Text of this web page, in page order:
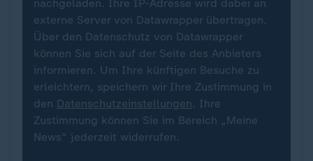
nachgeladen. Ihre IP-Adresse wird dabei an
externe Server von Datawrapper übertragen.
Über den Datenschutz von Datawrapper
können Sie sich auf der Seite des Anbieters
informieren. Um Ihre künftigen Besuche zu
erleichtern, speichern wir Ihre Zustimmung in
den Datenschutzeinstellungen. Ihre
Zustimmung können Sie im Bereich „Meine
News“ jederzeit widerrufen.